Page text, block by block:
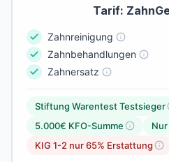
Tarif:
Zahnreinigung
Zahnbehandlungen
Zahnersatz
Stiftung Warentest Testsieger
5.000€ KFO-Summe
KIG 1-2 nur 65% Erstattung